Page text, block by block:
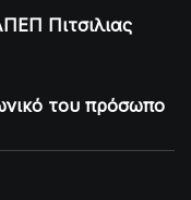
Πιτσιλιας
του πρόσωπο